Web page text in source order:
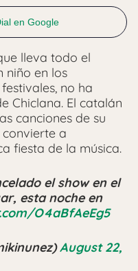
en Google
lleva todo el
niño en los
no ha
Chiclana. El catalán
canciones de su
a
fiesta de la música.
el show en el
esta noche en
O4aBfAeEg5
August 22,